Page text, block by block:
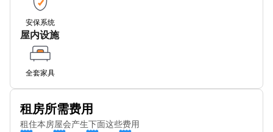
安保系统
屋内设施
全套家具
租房所需费用
租住本房屋会产生下面这些费用